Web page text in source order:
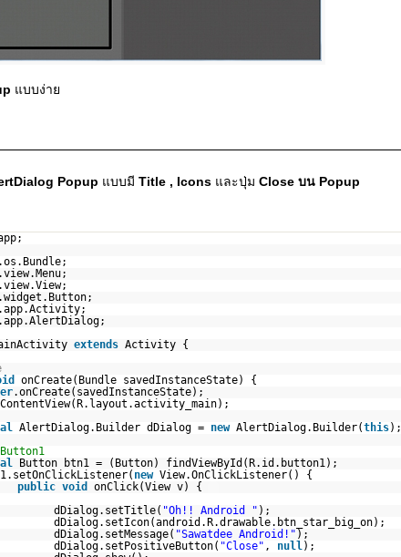
แบบง่าย
Popup แบบมี Title , Icons และปุ่ม Close บน Popup
extends Activity {
onCreate(Bundle savedInstanceState) {
.onCreate(savedInstanceState);
AlertDialog.Builder dDialog = new AlertDialog.Builder(this);
Button btn1 = (Button) findViewById(R.id.button1);
new View.OnClickListener() {
public void
onClick(View v) {
dDialog.setTitle( "Oh!! Android " );
dDialog.setIcon(android.R.drawable.btn_star_big_on);
dDialog.setMessage( "Sawatdee Android!" );
dDialog.setPositiveButton( "Close" , null);